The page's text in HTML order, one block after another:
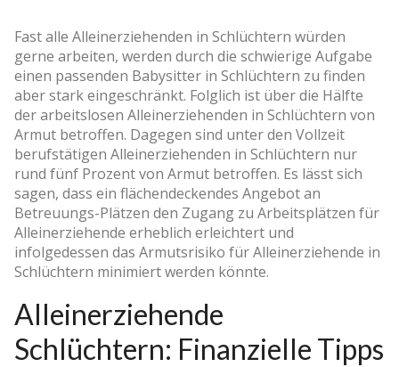
Fast alle Alleinerziehenden in Schlüchtern würden
gerne arbeiten, werden durch die schwierige Aufgabe
einen passenden Babysitter in Schlüchtern zu finden
aber stark eingeschränkt. Folglich ist über die Hälfte
der arbeitslosen Alleinerziehenden in Schlüchtern von
Armut betroffen. Dagegen sind unter den Vollzeit
berufstätigen Alleinerziehenden in Schlüchtern nur
rund fünf Prozent von Armut betroffen. Es lässt sich
sagen, dass ein flächendeckendes Angebot an
Betreuungs-Plätzen den Zugang zu Arbeitsplätzen für
Alleinerziehende erheblich erleichtert und
infolgedessen das Armutsrisiko für Alleinerziehende in
Schlüchtern minimiert werden könnte.
Alleinerziehende
Schlüchtern: Finanzielle Tipps